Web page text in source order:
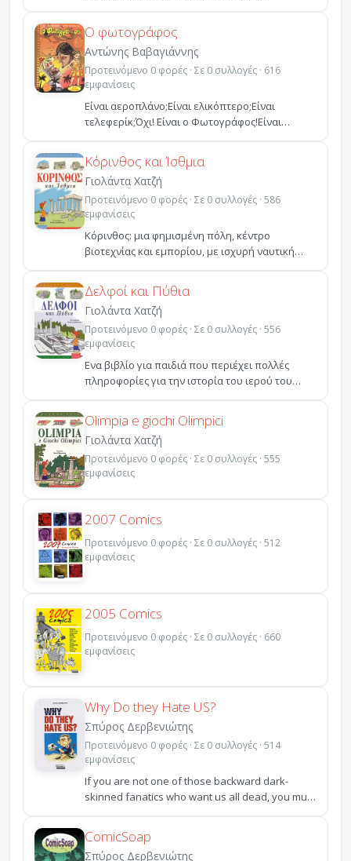
sanctuary...
Ο φωτογράφος
Αντώνης Βαβαγιάννης
Προτεινόμενο 0 φορές · Σε 0 συλλογές · 616
εμφανίσεις
Είναι αεροπλάνο;Είναι ελικόπτερο;Είναι
τελεφερίκ;Όχι! Είναι ο Φωτογράφος!Είναι
αερόστατο;Ρε... Δεν ε...
Κόρινθος και Ίσθμια
Γιολάντα Χατζή
Προτεινόμενο 0 φορές · Σε 0 συλλογές · 586
εμφανίσεις
Κόρινθος: μια φημισμένη πόλη, κέντρο
βιοτεχνίας και εμπορίου, με ισχυρή ναυτική
δύναμη, και αγωνοθέτ...
Δελφοί και Πύθια
Γιολάντα Χατζή
Προτεινόμενο 0 φορές · Σε 0 συλλογές · 556
εμφανίσεις
Ενα βιβλίο για παιδιά που περιέχει πολλές
πληροφορίες για την ιστορία του ιερού του
Απόλλωνα, του μα...
Olimpia e giochi Olimpici
Γιολάντα Χατζή
Προτεινόμενο 0 φορές · Σε 0 συλλογές · 555
εμφανίσεις
2007 Comics
Προτεινόμενο 0 φορές · Σε 0 συλλογές · 512
εμφανίσεις
2005 Comics
Προτεινόμενο 0 φορές · Σε 0 συλλογές · 660
εμφανίσεις
Why Do they Hate US?
Σπύρος Δερβενιώτης
Προτεινόμενο 0 φορές · Σε 0 συλλογές · 514
εμφανίσεις
If you are not one of those backward dark-
skinned fanatics who want us all dead, you must
be wonderi...
ComicSoap
Σπύρος Δερβενιώτης